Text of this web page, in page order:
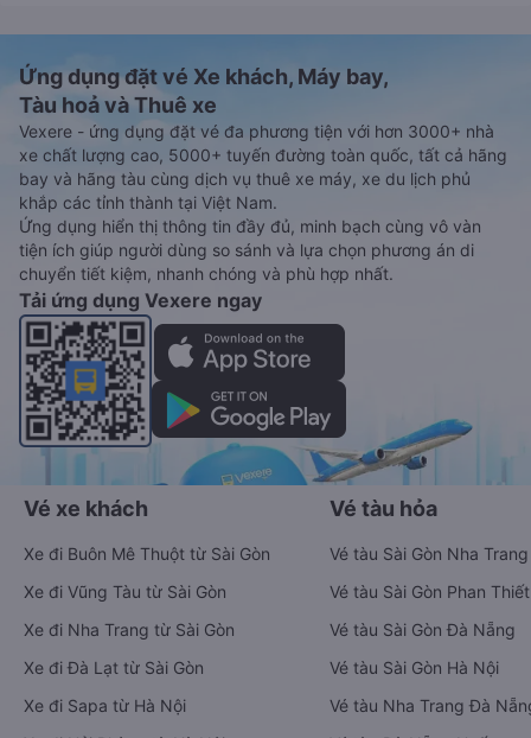
Ứng dụng đặt vé Xe khách, Máy bay,
Tàu hoả và Thuê xe
Vexere - ứng dụng đặt vé đa phương tiện với hơn 3000+ nhà
xe chất lượng cao, 5000+ tuyến đường toàn quốc, tất cả hãng
bay và hãng tàu cùng dịch vụ thuê xe máy, xe du lịch phủ
khắp các tỉnh thành tại Việt Nam.
Ứng dụng hiển thị thông tin đầy đủ, minh bạch cùng vô vàn
tiện ích giúp người dùng so sánh và lựa chọn phương án di
chuyển tiết kiệm, nhanh chóng và phù hợp nhất.
Tải ứng dụng Vexere ngay
Vé xe khách
Xe đi Buôn Mê Thuột từ Sài Gòn
Xe đi Vũng Tàu từ Sài Gòn
Xe đi Nha Trang từ Sài Gòn
Xe đi Đà Lạt từ Sài Gòn
Xe đi Sapa từ Hà Nội
Vé tàu hỏa
Vé tàu Sài Gòn Nha Trang
Vé tàu Sài Gòn Phan Thiết
Vé tàu Sài Gòn Đà Nẵng
Vé tàu Sài Gòn Hà Nội
Vé tàu Nha Trang Đà